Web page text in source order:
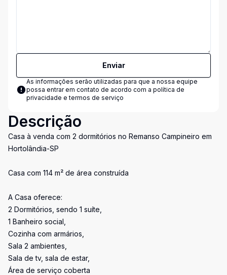
Enviar
As informações serão utilizadas para que a nossa equipe
possa entrar em contato de acordo com a política de
privacidade e termos de serviço
Descrição
Casa à venda com 2 dormitórios no Remanso Campineiro em
Hortolândia-SP
Casa com 114 m² de área construída
A Casa oferece:
2 Dormitórios, sendo 1 suíte,
1 Banheiro social,
Cozinha com armários,
Sala 2 ambientes,
Sala de tv, sala de estar,
Área de serviço coberta